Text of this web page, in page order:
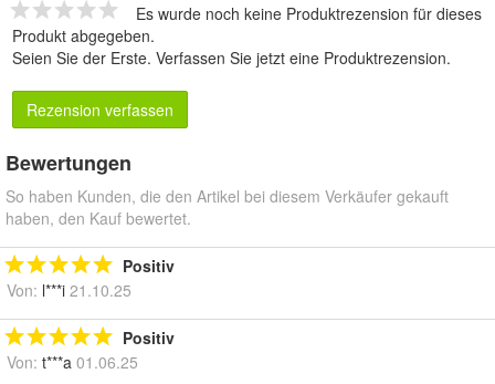
Es wurde noch keine Produktrezension für dieses
Produkt abgegeben.
Seien Sie der Erste. Verfassen Sie jetzt eine Produktrezension.
Rezension verfassen
Bewertungen
So haben Kunden, die den Artikel bei diesem Verkäufer gekauft
haben, den Kauf bewertet.
Positiv
Von: l***i 21.10.25
Positiv
Von: t***a 01.06.25